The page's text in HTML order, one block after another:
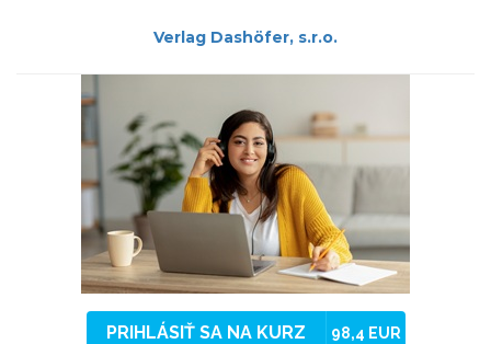
Verlag Dashöfer, s.r.o.
PRIHLÁSIŤ SA NA KURZ 98,4 EUR